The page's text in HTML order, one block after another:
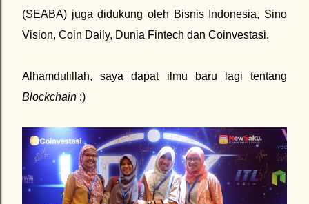
(SEABA) juga didukung oleh Bisnis Indonesia, Sino
Vision, Coin Daily, Dunia Fintech dan Coinvestasi.
Alhamdulillah, saya dapat ilmu baru lagi tentang
Blockchain :)